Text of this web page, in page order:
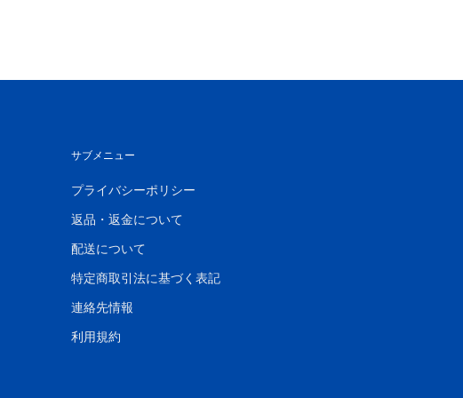
サブメニュー
プライバシーポリシー
返品・返金について
配送について
特定商取引法に基づく表記
連絡先情報
利用規約